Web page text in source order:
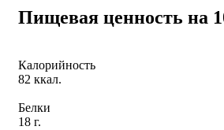
Пищевая ценность на
Калорийность
82 ккал.
Белки
18 г.